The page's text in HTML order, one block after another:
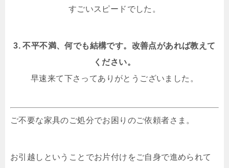
すごいスピードでした。
3. 不平不満、何でも結構です。改善点があれば教えて
ください。
早速来て下さってありがとうございました。
ご不要な家具のご処分でお困りのご依頼者さま。
お引越しということでお片付けをご自身で進められて